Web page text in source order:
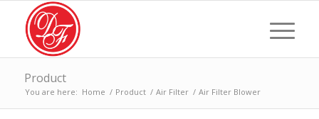
Product
You are here: Home / Product / Air Filter / Air Filter Blower